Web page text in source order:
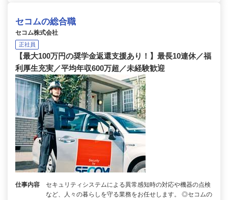
セコムの総合職
セコム株式会社
正社員
【最大100万円の奨学金返還支援あり！】最長10連休／福
利厚生充実／平均年収600万超／未経験歓迎
仕事内容
セキュリティシステムによる異常感知時の対応や機器の点検
など、人々の暮らしを守る業務をお任せします。 ◎セコムの